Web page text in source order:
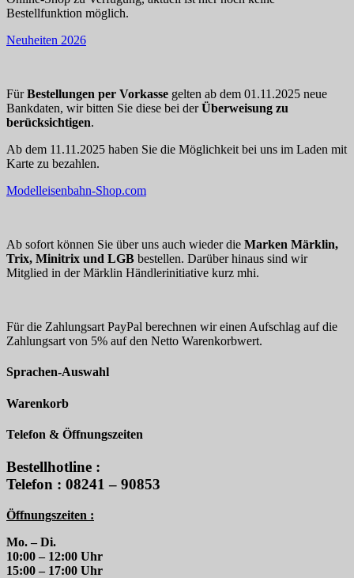
Bestellfunktion möglich.
Neuheiten 2026
FürBestellungen per Vorkasse gelten ab dem 01.11.2025 neue
Bankdaten, wir bitten Sie diese bei derÜberweisung zu
berücksichtigen.
Ab dem 11.11.2025 haben Sie die Möglichkeit bei uns im Laden mit
Karte zu bezahlen.
Modelleisenbahn-Shop.com
Ab sofort können Sie über uns auch wieder die Marken Märklin,
Trix, Minitrix und LGB bestellen. Darüber hinaus sind wir
Mitglied in der Märklin Händlerinitiative kurz mhi.
Für die Zahlungsart PayPal berechnen wir einen Aufschlag auf die
Zahlungsart von 5% auf den Netto Warenkorbwert.
Sprachen-Auswahl
Warenkorb
Telefon & Öffnungszeiten
Bestellhotline :
Telefon : 08241 – 90853
Öffnungszeiten :
Mo. – Di.
10:00 – 12:00 Uhr
15:00 – 17:00 Uhr